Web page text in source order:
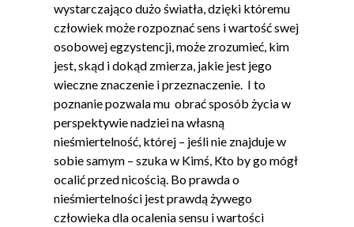
wystarczająco dużo światła, dzięki któremu
człowiek może rozpoznać sens i wartość swej
osobowej egzystencji, może zrozumieć, kim
jest, skąd i dokąd zmierza, jakie jest jego
wieczne znaczenie i przeznaczenie. I to
poznanie pozwala mu obrać sposób życia w
perspektywie nadziei na własną
nieśmiertelność, której – jeśli nie znajduje w
sobie samym – szuka w Kimś, Kto by go mógł
ocalić przed nicością. Bo prawda o
nieśmiertelności jest prawdą żywego
człowieka dla ocalenia sensu i wartości